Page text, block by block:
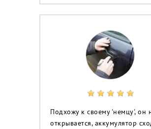
Подхожу к своему 'немцу', он
открывается, аккумулятор